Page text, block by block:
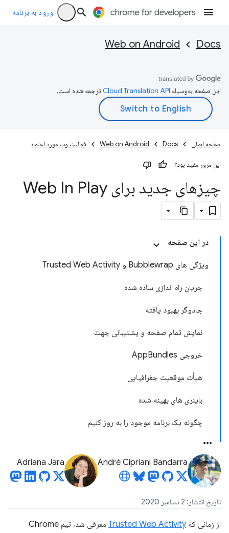
ورود به برنامه
Docs
Web on Android
این صفحه به‌وسیله ترجمه شده است.
صفحه اصلی Docs
Web on Android فعالیت وب مورد اعتماد
این مرور مفید بود؟
چیزهای جدید برای Web In Play
در این صفحه
ویژگی های Bubblewrap و Trusted Web Activity
جریان راه اندازی ساده شده
جادوگر بهبود یافته
نمایش تمام صفحه و پشتیبانی جهت
خروجی AppBundles
هیأت موقعیت جغرافیایی
باینری های بهینه شده
چگونه یک برنامه موجود را به روز کنیم
André Cipriani Bandarra
Adriana Jara
تاریخ انتشار: 2 دسامبر 2020
از زمانی که Trusted Web Activity
معرفی شد، تیم Chrome